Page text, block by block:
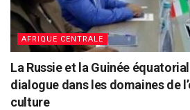
AFRIQUE CENTRALE
La Russie et la Guinée
dialogue dans les domaines de
culture